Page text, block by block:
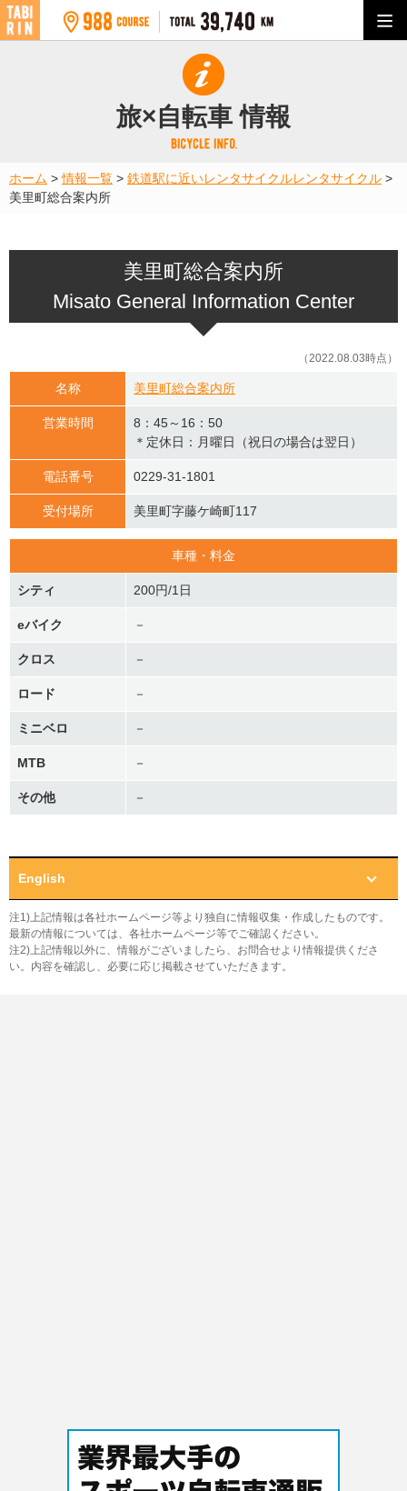
旅×自転車 情報
ホーム >情報一覧 > 鉄道駅に近いレンタサイクルレンタサイクル >
美里町総合案内所
美里町総合案内所
Misato General Information Center
（2022.08.03時点）
名称 美里町総合案内所
営業時間
8：45～16：50
＊定休日：月曜日（祝日の場合は翌日）
電話番号 0229-31-1801
受付場所 美里町字藤ケ崎町117
車種・料金
シティ 200円/1日
eバイク －
クロス －
ロード －
ミニベロ －
MTB －
その他 －
English
注1)上記情報は各社ホームページ等より独自に情報収集・作成したものです。
最新の情報については、各社ホームページ等でご確認ください。
注2)上記情報以外に、情報がございましたら、お問合せより情報提供くださ
い。内容を確認し、必要に応じ掲載させていただきます。